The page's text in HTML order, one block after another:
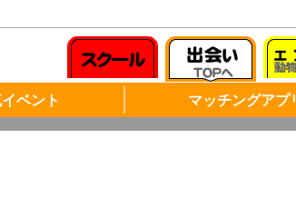
ベント マッチングアプ